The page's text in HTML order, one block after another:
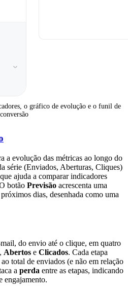
o gráfico de evolução e o funil de
conversão
a evolução das métricas ao longo do
série (Enviados, Aberturas, Cliques)
ajuda a comparar indicadores
botão Previsão acrescenta uma
dias, desenhada como uma
do envio até o clique, em quatro
, Abertos e Clicados. Cada etapa
total de enviados (e não em relação
a perda entre as etapas, indicando
engajamento.